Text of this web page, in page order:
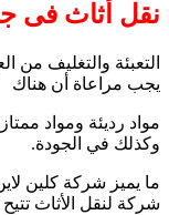
نقل أثاث فى
التعبئة والتغليف من
يجب مراعاة أن هناك
مواد رديئة ومواد
وكذلك في الجودة.
ما يميز شركة كلين
شركة لنقل الأثاث